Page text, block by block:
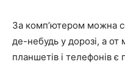
За комп’ютером можна
де-небудь у дорозі, а от
планшетів і телефонів